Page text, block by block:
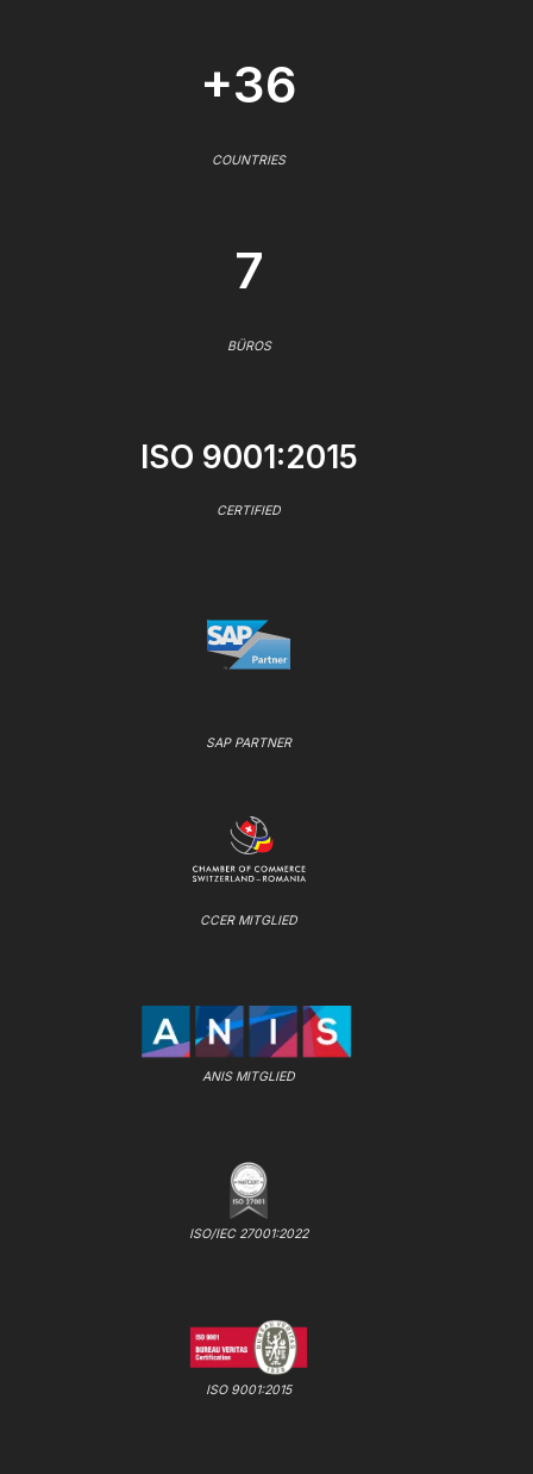
+36
COUNTRIES
7
BÜROS
ISO 9001:2015
CERTIFIED
SAP PARTNER
CCER MITGLIED
ANIS MITGLIED
ISO/IEC 27001:2022
ISO 9001:2015